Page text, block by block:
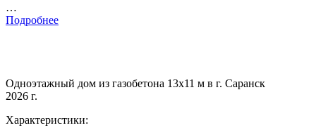
…
Подробнее
Одноэтажный дом из газобетона 13х11 м в г. Саранск
2026 г.
Характеристики: